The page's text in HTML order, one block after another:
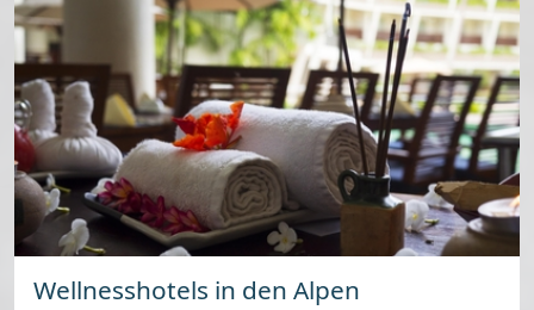
Wellnesshotels in den Alpen